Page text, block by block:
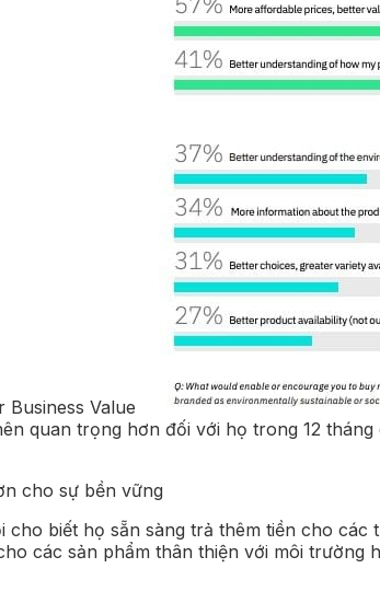
Value
quan trọng hơn đối với họ trong 12
cho sự bền vững
cho biết họ sẵn sàng trả thêm tiền cho
các sản phẩm thân thiện với môi trường